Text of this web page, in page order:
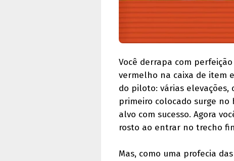
Você derrapa com
vermelho na caixa de item
do piloto: várias elevações,
primeiro colocado surge
alvo com sucesso. Agora
rosto ao entrar no trecho
Mas, como uma profecia